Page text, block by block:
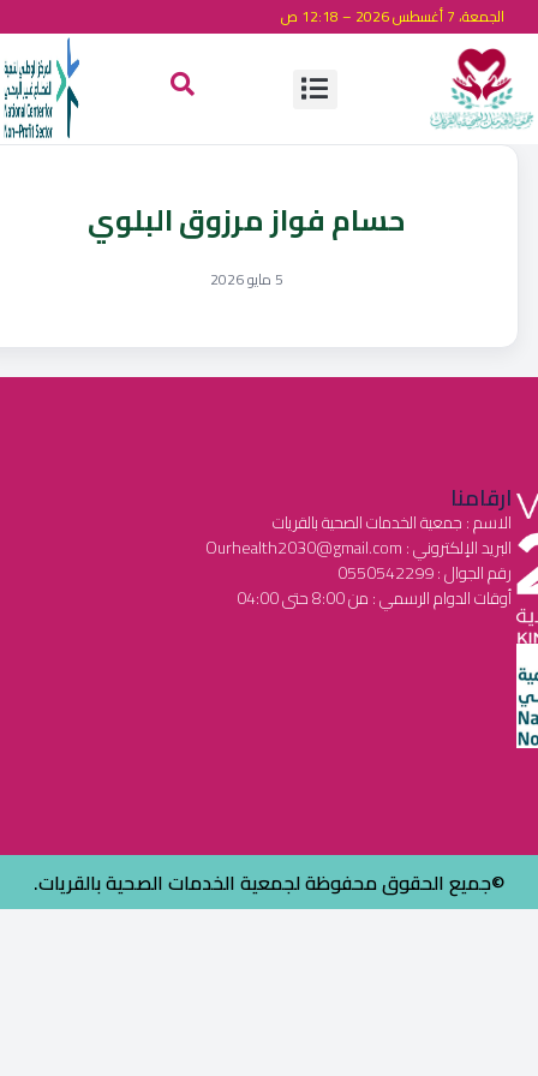
الجمعة، 7 أغسطس 2026 – 12:18 ص
حسام فواز مرزوق البلوي
5 مايو 2026
ارقامنا
الاسم : جمعية الخدمات الصحية بالقريات
البريد الإلكتروني : Ourhealth2030@gmail.com
رقم الجوال : 0550542299
أوقات الدوام الرسمي : من 8:00 حتى 04:00
©جميع الحقوق محفوظة لجمعية الخدمات الصحية بالقريات.